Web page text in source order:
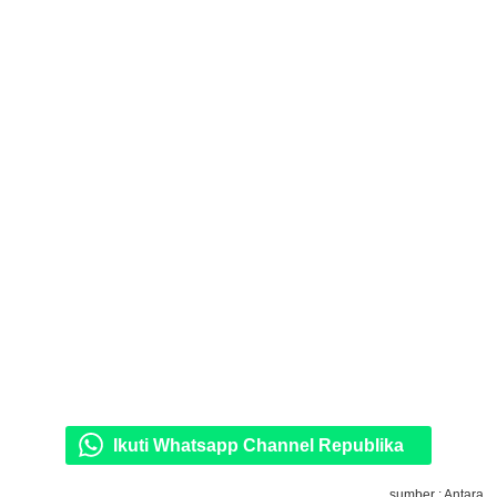
Ikuti Whatsapp Channel Republika